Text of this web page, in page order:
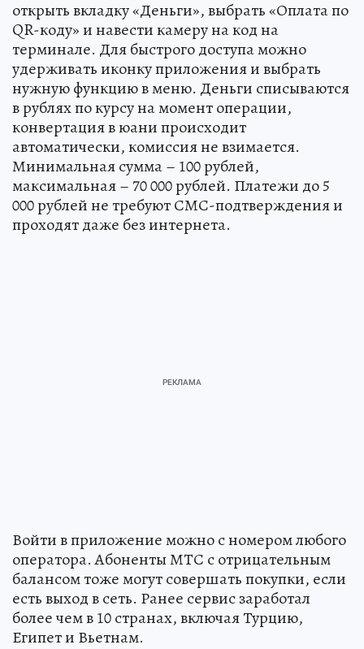
открыть вкладку «Деньги», выбрать «Оплата по
QR-коду» и навести камеру на код на
терминале. Для быстрого доступа можно
удерживать иконку приложения и выбрать
нужную функцию в меню. Деньги списываются
в рублях по курсу на момент операции,
конвертация в юани происходит
автоматически, комиссия не взимается.
Минимальная сумма – 100 рублей,
максимальная – 70 000 рублей. Платежи до 5
000 рублей не требуют СМС-подтверждения и
проходят даже без интернета.
Войти в приложение можно с номером любого
оператора. Абоненты МТС с отрицательным
балансом тоже могут совершать покупки, если
есть выход в сеть. Ранее сервис заработал
более чем в 10 странах, включая Турцию,
Египет и Вьетнам.